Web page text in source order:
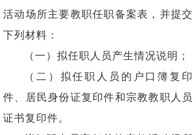
活动场所主要教职任职备案表，并提交
下列材料：
（一）拟任职人员产生情况说明；
（二）拟任职人员的户口簿复印
件、居民身份证复印件和宗教教职人员
证书复印件。